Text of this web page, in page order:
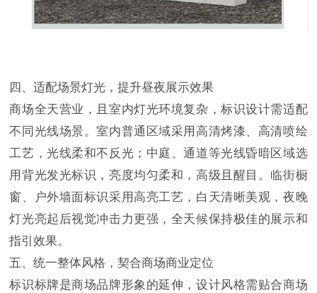
四、适配场景灯光，提升昼夜展示效果
商场全天营业，且室内灯光环境复杂，标识设计需适配
不同光线场景。室内普通区域采用高清烤漆、高清喷绘
工艺，光线柔和不反光；中庭、通道等光线昏暗区域选
用背光发光标识，亮度均匀柔和，高级且醒目。临街橱
窗、户外墙面标识采用高亮工艺，白天清晰美观，夜晚
灯光亮起后视觉冲击力更强，全天候保持极佳的展示和
指引效果。
五、统一整体风格，契合商场商业定位
标识标牌是商场品牌形象的延伸，设计风格需贴合商场